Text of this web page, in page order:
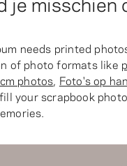
needs printed
of photo formats like
photos Foto's op
your scrapbook